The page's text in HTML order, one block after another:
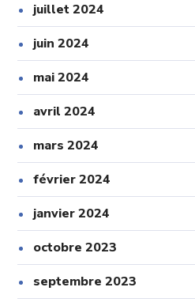
juillet 2024
juin 2024
mai 2024
avril 2024
mars 2024
février 2024
janvier 2024
octobre 2023
septembre 2023